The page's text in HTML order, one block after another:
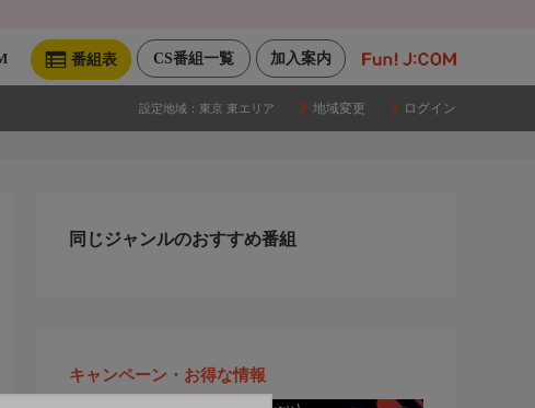
加入案内
CS番組一覧
番組表
設定地域： 東京 東エリア 地域変更 ログイン
同じジャンルのおすすめ番組
キャンペーン・お得な情報